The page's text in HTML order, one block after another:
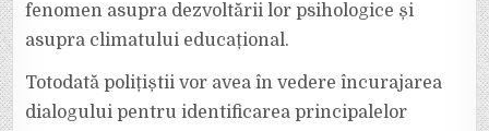
fenomen asupra dezvoltării lor psihologice și
asupra climatului educațional.
Totodată polițiștii vor avea în vedere încurajarea
dialogului pentru identificarea principalelor